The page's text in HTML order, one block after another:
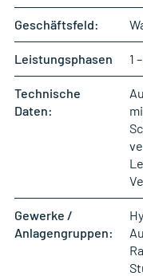
Geschäftsfeld:
Leistungsphasen 1
Technische
Daten:
Gewerke /
Anlagengruppen: